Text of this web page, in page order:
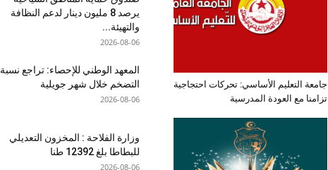
جامعة التعليم الأساسي: تحركات احتجاجية
تزامنا مع العودة المدرسية
يرصد 8 مليون دينار لدعم النظافة
والتهيئة...
2026-08-06
المعهد الوطني للإحصاء: تراجع نسبة
التضخم خلال شهر جويلية
2026-08-06
وزارة الفلاحة : المخزون التعديلي
للبطاطا بلغ 12392 طنا
2026-08-06